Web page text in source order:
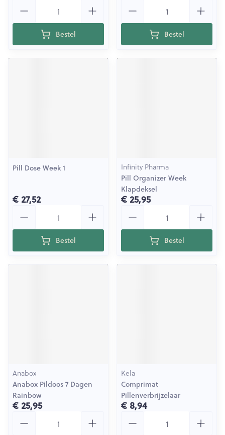
Bestel Bestel
Pill Dose Week 1
€ 27,52
Bestel
Infinity Pharma
Pill Organizer Week
Klapdeksel
€ 25,95
Bestel
Anabox
Anabox Pildoos 7 Dagen
Rainbow
€ 25,95
Kela
Comprimat
Pillenverbrijzelaar
€ 8,94